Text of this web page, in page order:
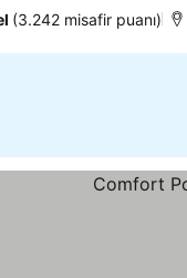
(3.242 misafir puanı)